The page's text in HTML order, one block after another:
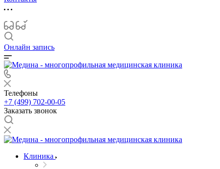
Онлайн запись
Телефоны
+7 (499) 702-00-05
Заказать звонок
Клиника